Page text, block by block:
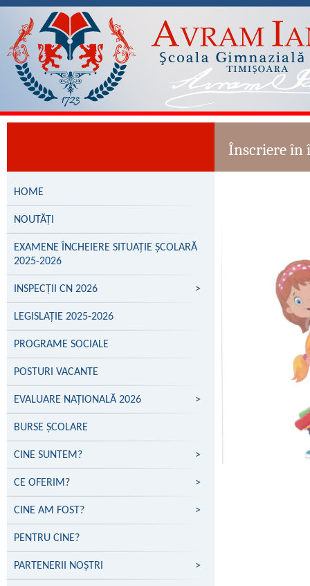
Înscriere în
HOME
NOUTĂȚI
EXAMENE ÎNCHEIERE SITUAȚIE ȘCOLARĂ
2025-2026
INSPECȚII CN 2026 >
LEGISLAȚIE 2025-2026
PROGRAME SOCIALE
POSTURI VACANTE
EVALUARE NAŢIONALĂ 2026 >
BURSE ȘCOLARE
CINE SUNTEM? >
CE OFERIM? >
CINE AM FOST? >
PENTRU CINE?
PARTENERII NOŞTRI >